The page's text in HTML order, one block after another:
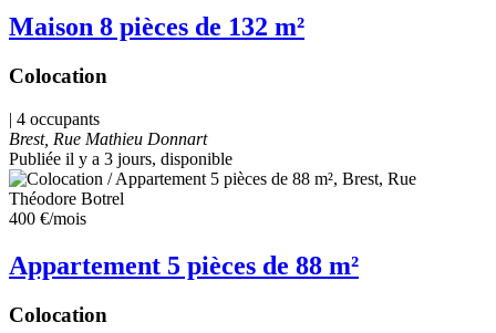
Maison 8 pièces de 132 m²
Colocation
| 4 occupants
Brest, Rue Mathieu Donnart
Publiée il y a 3 jours, disponible
400 €/mois
Appartement 5 pièces de 88 m²
Colocation